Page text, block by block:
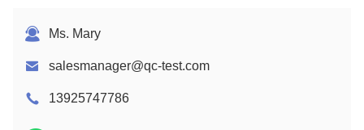
Ms. Mary
salesmanager@qc-test.com
13925747786